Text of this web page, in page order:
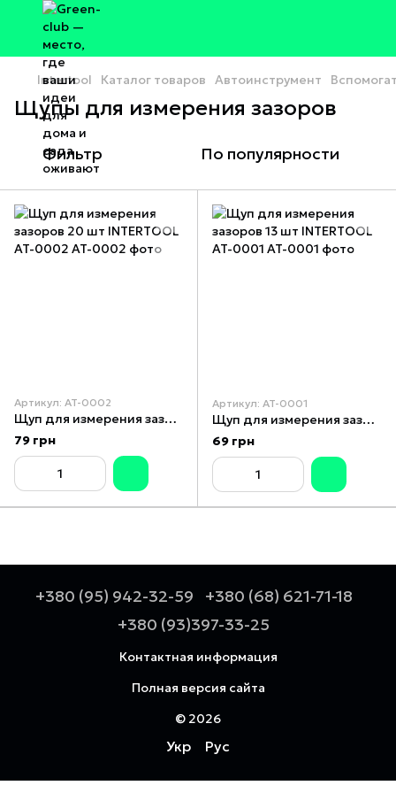
Intertool Каталог товаров Автоинструмент
Щупы для измерения зазоров
Фильтр По популярности
Артикул: AT-0002
Щуп для измерения зазоров 20 шт INTERTOOL AT-0002
79 грн
Артикул: AT-0001
Щуп для измерения зазоров 13 шт INTERTOOL AT-0001
69 грн
+380 (95) 942-32-59
+380 (68) 621-71-18
+380 (93)397-33-25
Контактная информация
Полная версия сайта
© 2026
Укр Рус